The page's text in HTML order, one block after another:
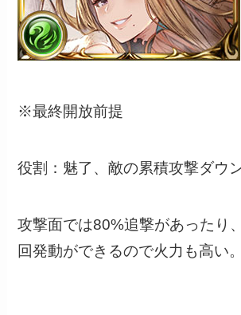
※最終開放前提
役割：魅了、敵の累積攻撃ダウ
攻撃面では80%追撃があったり
回発動ができるので火力も高い。